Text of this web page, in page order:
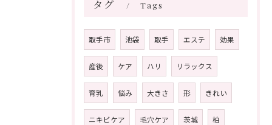
タグ Tags
取手市 池袋 取手 エステ 効果
産後 ケア ハリ リラックス
育乳 悩み 大きさ 形 きれい
ニキビケア 毛穴ケア 茨城 柏